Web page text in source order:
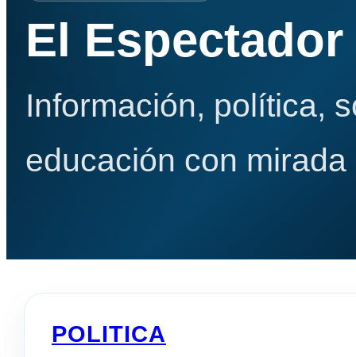
El Espectador
Información, política,
educación con
POLITICA